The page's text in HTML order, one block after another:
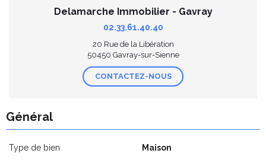
Delamarche Immobilier - Gavray
02.33.61.40.40
20 Rue de la Libération
50450 Gavray-sur-Sienne
CONTACTEZ-NOUS
Général
Type de bien Maison